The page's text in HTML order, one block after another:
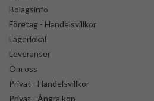
Bolagsinfo
Företag - Handelsvillkor
Lagerlokal
Leveranser
Om oss
Privat - Handelsvillkor
Privat - Ångra köp